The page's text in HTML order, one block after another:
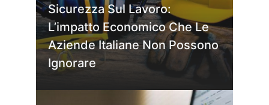
Sicurezza Sul Lavoro:
L’impatto Economico Che Le
Aziende Italiane Non Possono
Ignorare